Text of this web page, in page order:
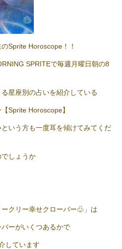
Sprite Horoscope！！
SPRITEで毎週月曜日朝の8
星座別の占いを紹介している
Sprite Horoscope】
いう方も一度耳を傾けてみてくだ
しょうか
クリー幸せクローバー♧」は
ーがいくつあるかで
しています